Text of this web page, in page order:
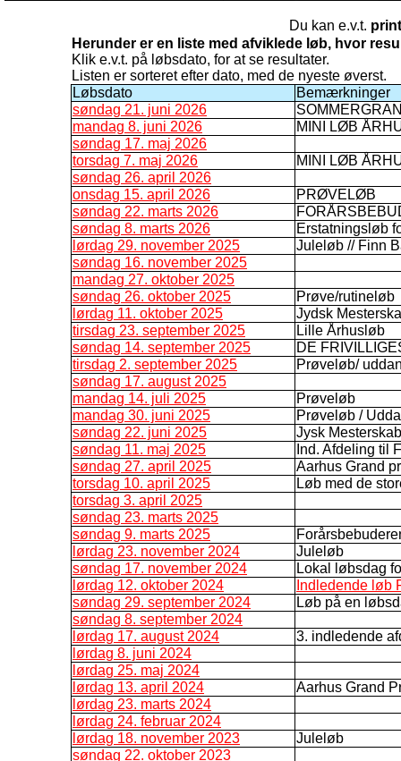
Du kan e.v.t.
Herunder er en liste med afviklede løb, hvor
Klik e.v.t. på løbsdato, for at se resultater.
Listen er sorteret efter dato, med de nyeste øverst.
Løbsdato
Bemærkninger
søndag 21. juni 2026
mandag 8. juni 2026
MINI LØB
søndag 17. maj 2026
torsdag 7. maj 2026
MINI LØB
søndag 26. april 2026
onsdag 15. april 2026
PRØVELØB
søndag 22. marts 2026
søndag 8. marts 2026
Erstatningsløb
lørdag 29. november 2025
Juleløb // Finn
søndag 16. november 2025
mandag 27. oktober 2025
søndag 26. oktober 2025
Prøve/rutineløb
lørdag 11. oktober 2025
Jydsk
tirsdag 23. september 2025
Lille Århusløb
søndag 14. september 2025
DE
tirsdag 2. september 2025
Prøveløb/
søndag 17. august 2025
mandag 14. juli 2025
Prøveløb
mandag 30. juni 2025
Prøveløb /
søndag 22. juni 2025
Jysk
søndag 11. maj 2025
Ind. Afdeling til
søndag 27. april 2025
Aarhus Grand
torsdag 10. april 2025
Løb med de
torsdag 3. april 2025
søndag 23. marts 2025
søndag 9. marts 2025
lørdag 23. november 2024
Juleløb
søndag 17. november 2024
Lokal løbsdag
lørdag 12. oktober 2024
Indledende løb
søndag 29. september 2024
Løb på en
søndag 8. september 2024
lørdag 17. august 2024
3. indledende
lørdag 8. juni 2024
lørdag 25. maj 2024
lørdag 13. april 2024
Aarhus Grand
lørdag 23. marts 2024
lørdag 24. februar 2024
lørdag 18. november 2023
Juleløb
søndag 22. oktober 2023